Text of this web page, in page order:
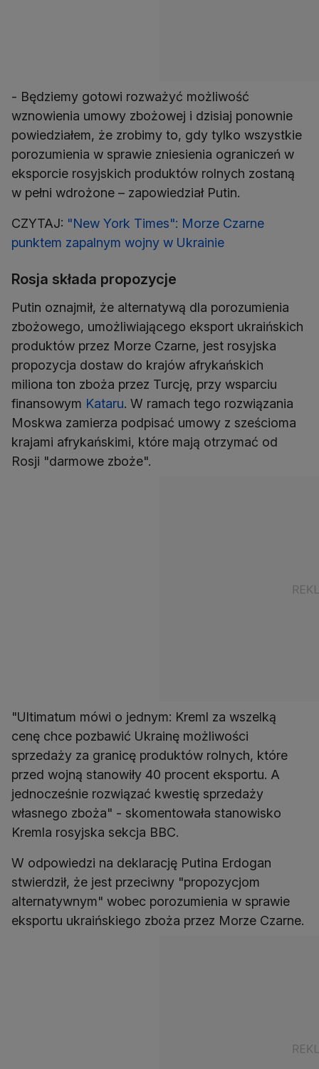
- Będziemy gotowi rozważyć możliwość
wznowienia umowy zbożowej i dzisiaj ponownie
powiedziałem, że zrobimy to, gdy tylko wszystkie
porozumienia w sprawie zniesienia ograniczeń w
eksporcie rosyjskich produktów rolnych zostaną
w pełni wdrożone – zapowiedział Putin.
CZYTAJ: "New York Times": Morze Czarne
punktem zapalnym wojny w Ukrainie
Rosja składa propozycje
Putin oznajmił, że alternatywą dla porozumienia
zbożowego, umożliwiającego eksport ukraińskich
produktów przez Morze Czarne, jest rosyjska
propozycja dostaw do krajów afrykańskich
miliona ton zboża przez Turcję, przy wsparciu
finansowym Kataru. W ramach tego rozwiązania
Moskwa zamierza podpisać umowy z sześcioma
krajami afrykańskimi, które mają otrzymać od
Rosji "darmowe zboże".
"Ultimatum mówi o jednym: Kreml za wszelką
cenę chce pozbawić Ukrainę możliwości
sprzedaży za granicę produktów rolnych, które
przed wojną stanowiły 40 procent eksportu. A
jednocześnie rozwiązać kwestię sprzedaży
własnego zboża" - skomentowała stanowisko
Kremla rosyjska sekcja BBC.
W odpowiedzi na deklarację Putina Erdogan
stwierdził, że jest przeciwny "propozycjom
alternatywnym" wobec porozumienia w sprawie
eksportu ukraińskiego zboża przez Morze Czarne.